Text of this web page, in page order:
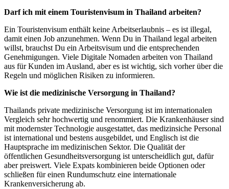
Darf ich mit einem Touristenvisum in Thailand arbeiten?
Ein Touristenvisum enthält keine Arbeitserlaubnis – es ist illegal,
damit einen Job anzunehmen. Wenn Du in Thailand legal arbeiten
willst, brauchst Du ein Arbeitsvisum und die entsprechenden
Genehmigungen. Viele Digitale Nomaden arbeiten von Thailand
aus für Kunden im Ausland, aber es ist wichtig, sich vorher über die
Regeln und möglichen Risiken zu informieren.
Wie ist die medizinische Versorgung in Thailand?
Thailands private medizinische Versorgung ist im internationalen
Vergleich sehr hochwertig und renommiert. Die Krankenhäuser sind
mit modernster Technologie ausgestattet, das medizinsiche Personal
ist international und bestens ausgebildet, und Englisch ist die
Hauptsprache im medizinischen Sektor. Die Qualität der
öffentlichen Gesundheitsversorgung ist unterscheidlich gut, dafür
aber preiswert. Viele Expats kombinieren beide Optionen oder
schließen für einen Rundumschutz eine internationale
Krankenversicherung ab.